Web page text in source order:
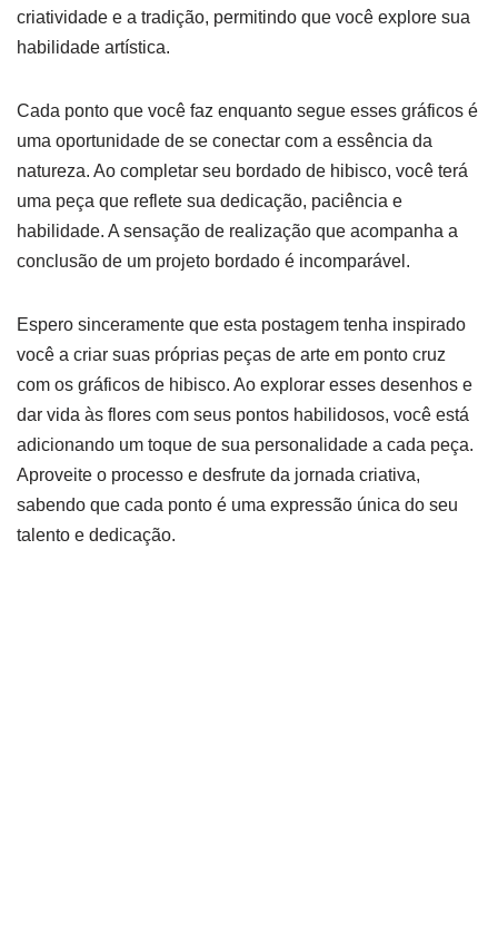
criatividade e a tradição, permitindo que você explore sua
habilidade artística.
Cada ponto que você faz enquanto segue esses gráficos é
uma oportunidade de se conectar com a essência da
natureza. Ao completar seu bordado de hibisco, você terá
uma peça que reflete sua dedicação, paciência e
habilidade. A sensação de realização que acompanha a
conclusão de um projeto bordado é incomparável.
Espero sinceramente que esta postagem tenha inspirado
você a criar suas próprias peças de arte em ponto cruz
com os gráficos de hibisco. Ao explorar esses desenhos e
dar vida às flores com seus pontos habilidosos, você está
adicionando um toque de sua personalidade a cada peça.
Aproveite o processo e desfrute da jornada criativa,
sabendo que cada ponto é uma expressão única do seu
talento e dedicação.